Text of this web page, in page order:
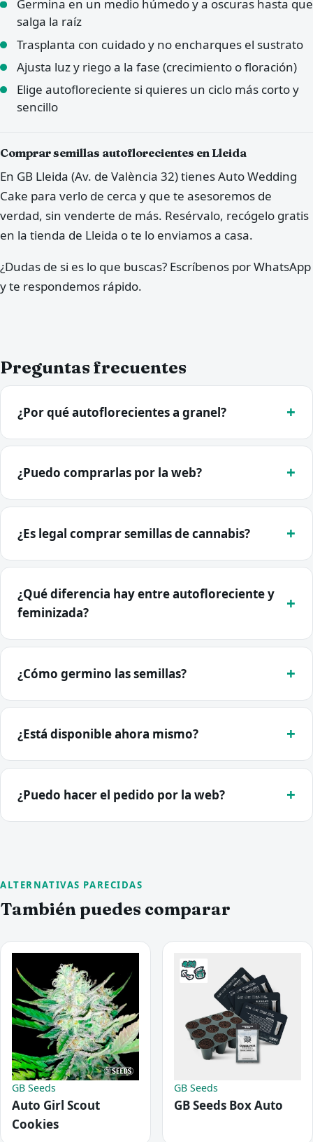
Germina en un medio húmedo y a oscuras hasta que
salga la raíz
Trasplanta con cuidado y no encharques el sustrato
Ajusta luz y riego a la fase (crecimiento o floración)
Elige autofloreciente si quieres un ciclo más corto y
sencillo
Comprar semillas autoflorecientes en Lleida
En GB Lleida (Av. de València 32) tienes Auto Wedding
Cake para verlo de cerca y que te asesoremos de
verdad, sin venderte de más. Resérvalo, recógelo gratis
en la tienda de Lleida o te lo enviamos a casa.
¿Dudas de si es lo que buscas? Escríbenos por WhatsApp
y te respondemos rápido.
Preguntas frecuentes
¿Por qué autoflorecientes a granel?
¿Puedo comprarlas por la web?
¿Es legal comprar semillas de cannabis?
¿Qué diferencia hay entre autofloreciente y
feminizada?
¿Cómo germino las semillas?
¿Está disponible ahora mismo?
¿Puedo hacer el pedido por la web?
ALTERNATIVAS PARECIDAS
También puedes comparar
GB Seeds
Auto Girl Scout
Cookies
GB Seeds
GB Seeds Box Auto